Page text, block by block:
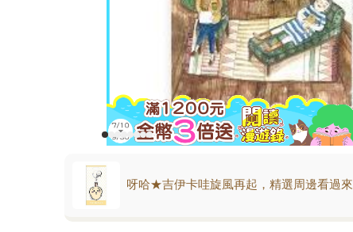
呀哈★吉伊卡哇旋風再起，精選周邊看過來